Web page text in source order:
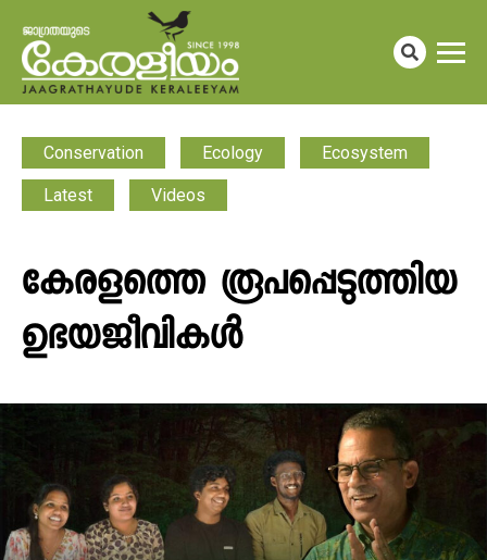
Conservation Ecology Ecosystem
Latest Videos
കേരളത്തെ രൂപപ്പെടുത്തിയ
ഉഭയജീവികൾ